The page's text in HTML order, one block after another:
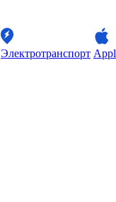
Электротранспорт